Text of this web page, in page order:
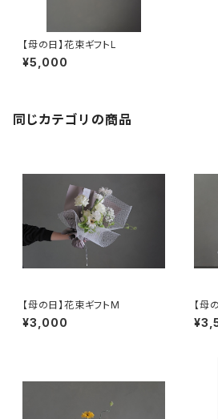
【母の日】花束ギフトL
¥5,000
同じカテゴリの商品
【母の日】花束ギフトM
¥3,000
【母
ニブ